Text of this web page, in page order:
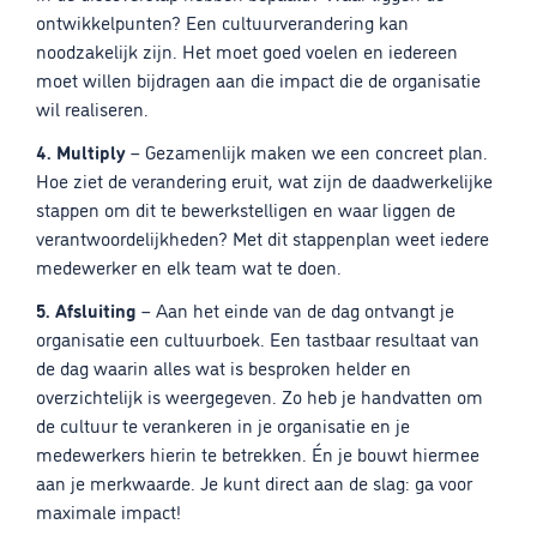
ontwikkelpunten? Een cultuurverandering kan
noodzakelijk zijn. Het moet goed voelen en iedereen
moet willen bijdragen aan die impact die de organisatie
wil realiseren.
4. Multiply– Gezamenlijk maken we een concreet plan.
Hoe ziet de verandering eruit, wat zijn de daadwerkelijke
stappen om dit te bewerkstelligen en waar liggen de
verantwoordelijkheden? Met dit stappenplan weet iedere
medewerker en elk team wat te doen.
5. Afsluiting – Aan het einde van de dag ontvangt je
organisatie een cultuurboek. Een tastbaar resultaat van
de dag waarin alles wat is besproken helder en
overzichtelijk is weergegeven. Zo heb je handvatten om
de cultuur te verankeren in je organisatie en je
medewerkers hierin te betrekken. Én je bouwt hiermee
aan je merkwaarde. Je kunt direct aan de slag: ga voor
maximale impact!